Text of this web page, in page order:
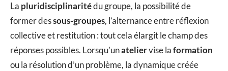
La pluridisciplinaritédu groupe, la possibilité de
former dessous-groupes, l’alternance entre réflexion
collective et restitution : tout cela élargit le champ des
réponses possibles. Lorsqu’unateliervise laformation
ou la résolution d’un problème, la dynamique créée